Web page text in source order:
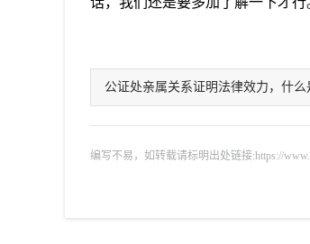
编写不易，如转载请标明出处链接:https://